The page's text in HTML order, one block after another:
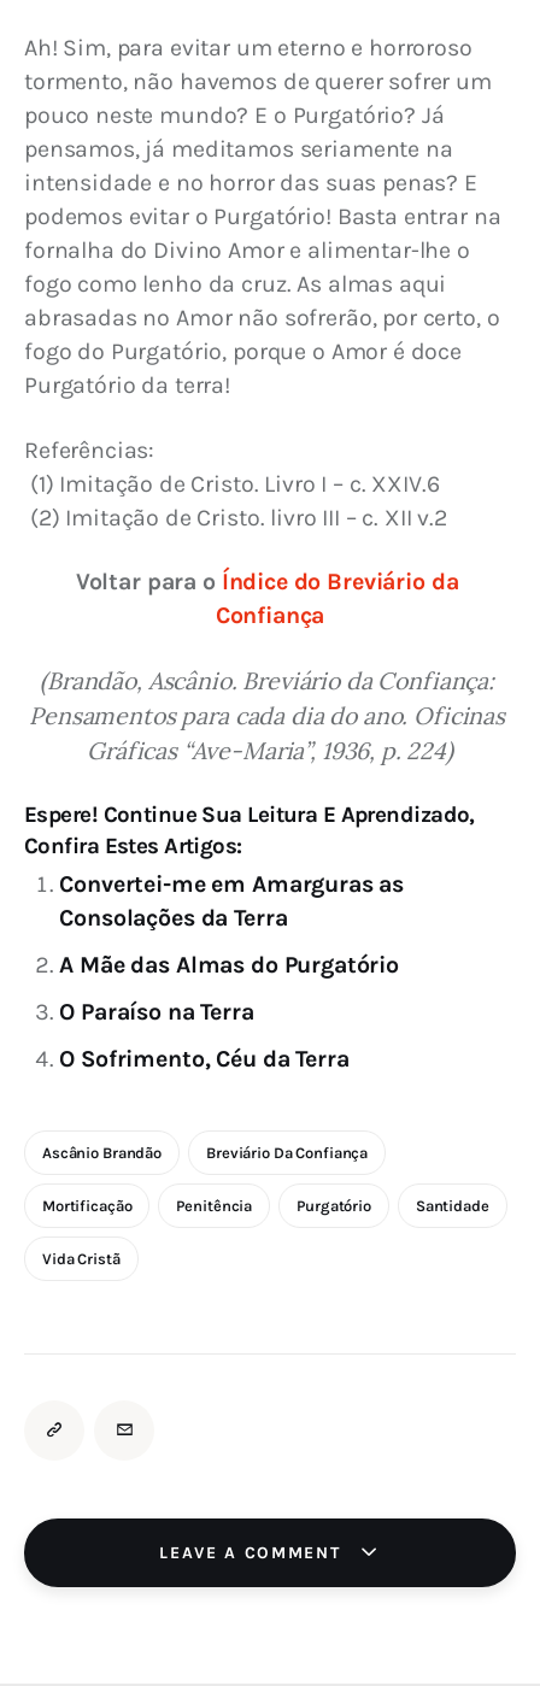
Ah! Sim, para evitar um eterno e horroroso
tormento, não havemos de querer sofrer um
pouco neste mundo? E o Purgatório? Já
pensamos, já meditamos seriamente na
intensidade e no horror das suas penas? E
podemos evitar o Purgatório! Basta entrar na
fornalha do Divino Amor e alimentar-lhe o
fogo como lenho da cruz. As almas aqui
abrasadas no Amor não sofrerão, por certo, o
fogo do Purgatório, porque o Amor é doce
Purgatório da terra!
Referências:
(1) Imitação de Cristo. Livro I – c. XXIV.6
(2) Imitação de Cristo. livro III – c. XII v.2
Voltar para o Índice do Breviário da
Confiança
(Brandão, Ascânio. Breviário da Confiança:
Pensamentos para cada dia do ano. Oficinas
Gráficas “Ave-Maria”, 1936, p. 224)
Espere! Continue Sua Leitura E Aprendizado,
Confira Estes Artigos:
Convertei-me em Amarguras as
Consolações da Terra
A Mãe das Almas do Purgatório
O Paraíso na Terra
O Sofrimento, Céu da Terra
Ascânio Brandão Breviário Da Confiança
Mortificação Penitência Purgatório Santidade
Vida Cristã
LEAVE A COMMENT